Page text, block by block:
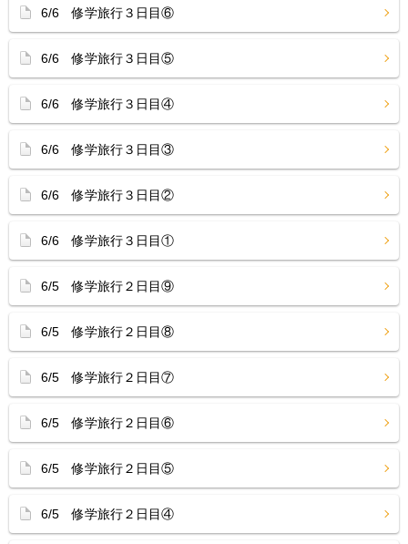
6/6 修学旅行３日目⑥
6/6 修学旅行３日目⑤
6/6 修学旅行３日目④
6/6 修学旅行３日目③
6/6 修学旅行３日目②
6/6 修学旅行３日目①
6/5 修学旅行２日目⑨
6/5 修学旅行２日目⑧
6/5 修学旅行２日目⑦
6/5 修学旅行２日目⑥
6/5 修学旅行２日目⑤
6/5 修学旅行２日目④